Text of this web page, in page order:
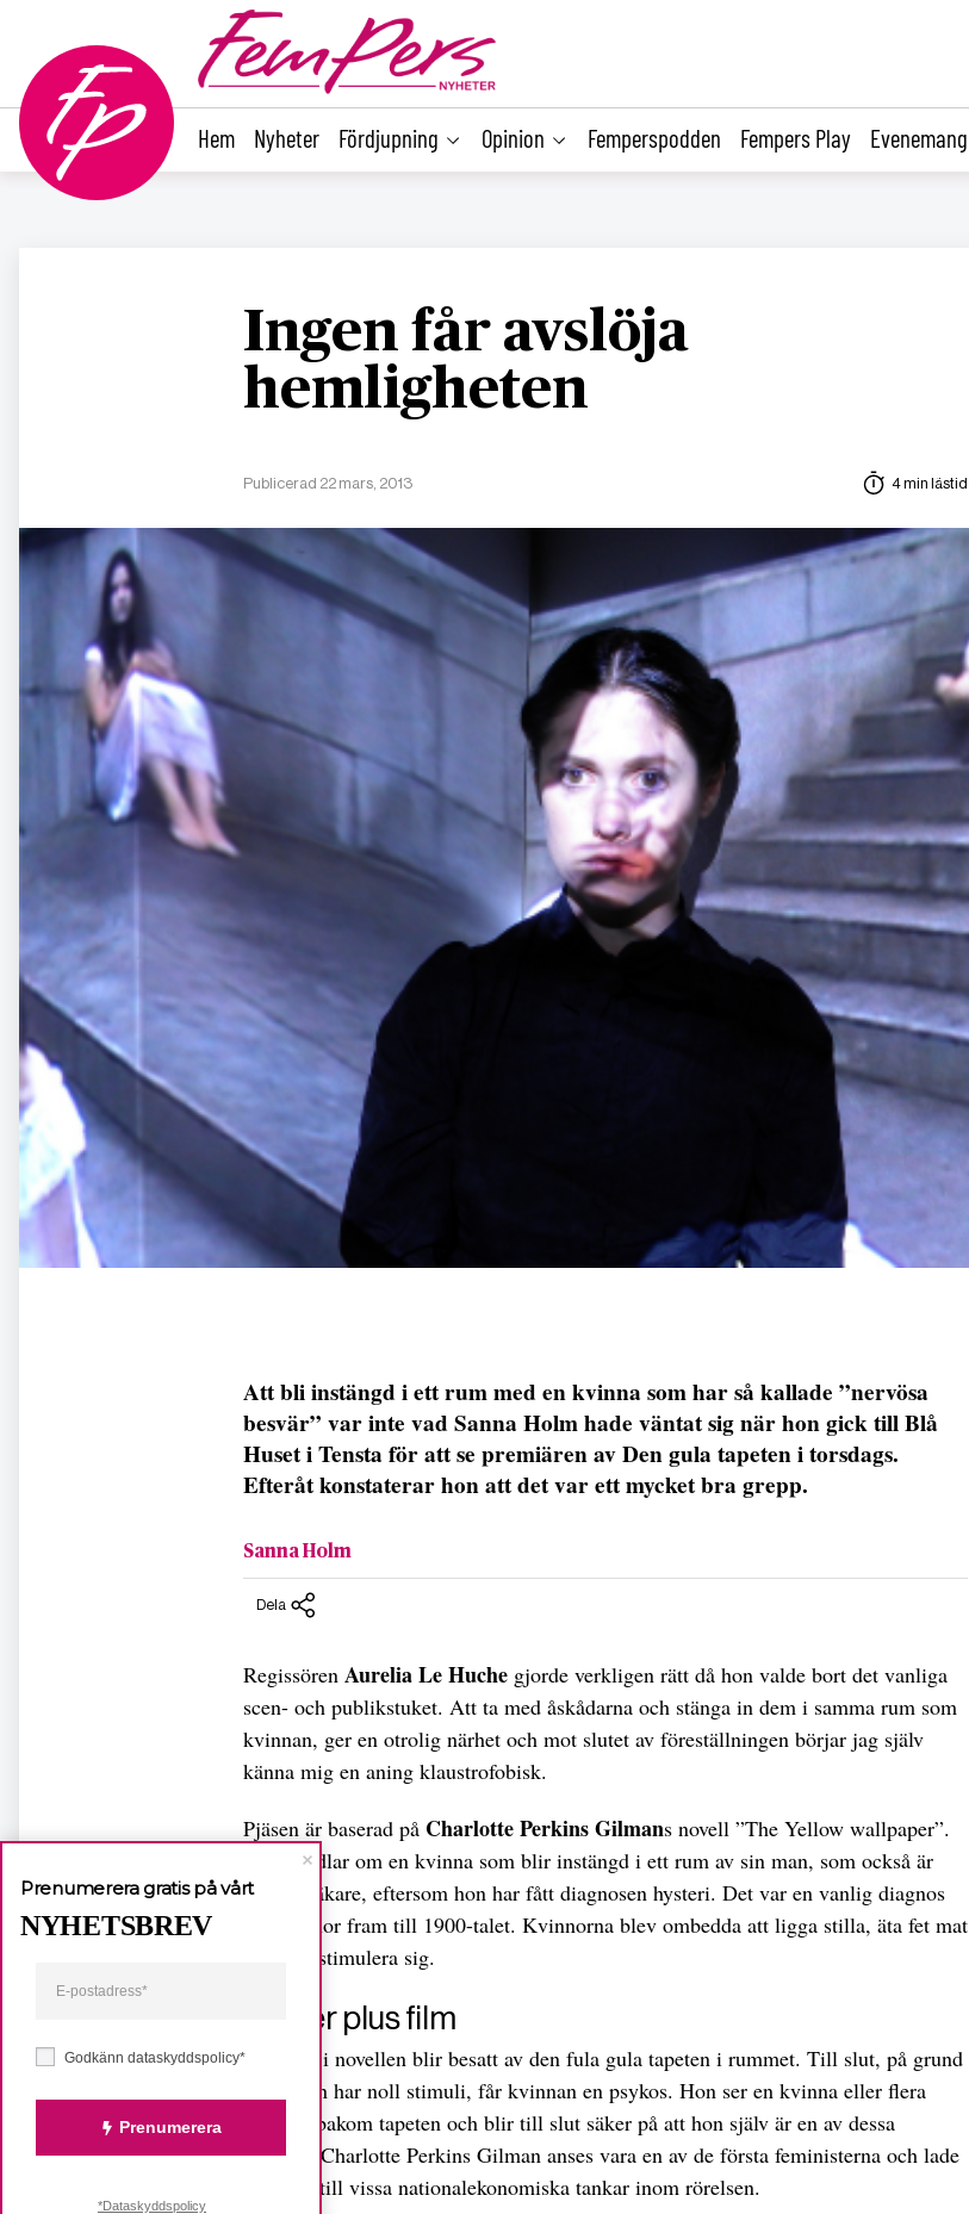
Hem Nyheter Fördjupning Opinion Femperspodden Fempers Play Evenemang
Ingen får avslöja
hemligheten
Publicerad 22 mars, 2013 4 min lästid
Att bli instängd i ett rum med en kvinna som har så kallade ”nervösa
besvär” var inte vad Sanna Holm hade väntat sig när hon gick till Blå
Huset i Tensta för att se premiären av Den gula tapeten i torsdags.
Efteråt konstaterar hon att det var ett mycket bra grepp.
Sanna Holm
Dela
Regissören Aurelia Le Huche gjorde verkligen rätt då hon valde bort det vanliga
scen- och publikstuket. Att ta med åskådarna och stänga in dem i samma rum som
kvinnan, ger en otrolig närhet och mot slutet av föreställningen börjar jag själv
känna mig en aning klaustrofobisk.
Pjäsen är baserad på Charlotte Perkins Gilmans novell ”The Yellow wallpaper”.
Den handlar om en kvinna som blir instängd i ett rum av sin man, som också är
hennes läkare, eftersom hon har fått diagnosen hysteri. Det var en vanlig diagnos
för kvinnor fram till 1900-talet. Kvinnorna blev ombedda att ligga stilla, äta fet mat
och inte stimulera sig.
Teater plus film
Kvinnan i novellen blir besatt av den fula gula tapeten i rummet. Till slut, på grund
av att hon har noll stimuli, får kvinnan en psykos. Hon ser en kvinna eller flera
kvinnor bakom tapeten och blir till slut säker på att hon själv är en av dessa
kvinnor. Charlotte Perkins Gilman anses vara en av de första feministerna och lade
grunden till vissa nationalekonomiska tankar inom rörelsen.
Godkänn dataskyddspolicy*
Prenumerera
Prenumerera gratis på vårt
NYHETSBREV
*Dataskyddspolicy